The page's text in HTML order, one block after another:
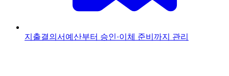
지출결의서 예산부터 승인·이체 준비까지 관리